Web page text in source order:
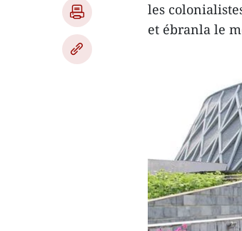
les
et ébranla le